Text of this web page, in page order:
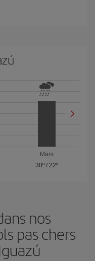
Mars
30º / 22º
nos
pas chers